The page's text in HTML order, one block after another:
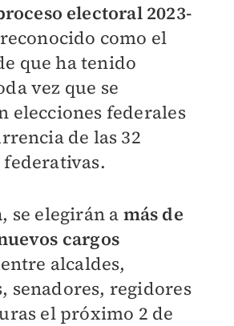
electoral 2023-
como el
que ha tenido
vez que se
elecciones federales
de las 32
, se elegirán a más de
cargos
alcaldes,
senadores, regidores
el próximo 2 de